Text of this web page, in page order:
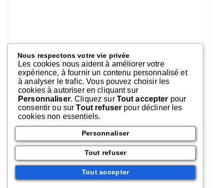
Nous respectons votre vie privée
Les cookies nous aident à améliorer votre
expérience, à fournir un contenu personnalisé et
à analyser le trafic. Vous pouvez choisir les
cookies à autoriser en cliquant sur
Personnaliser. Cliquez sur Tout accepter pour
consentir ou surTout refuser pour décliner les
cookies non essentiels.
Personnaliser
Tout refuser
Tout accepter